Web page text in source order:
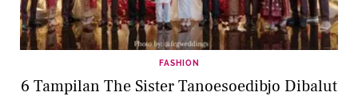
FASHION
6 Tampilan The Sister Tanoesoedibjo Dibalut